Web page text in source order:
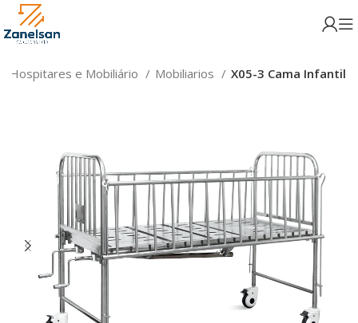
Hospitares e Mobiliário Mobiliarios X05-3 Cama Infantil